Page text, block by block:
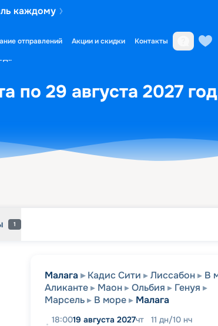
каждому
отправлений Акции и скидки Контакты
по 29 августа 2027
1
Малага Кадис Сити Лиссабон
В
Аликанте
Маон Ольбия
Генуя
Марсель
В море Малага
18:0019 августа 2027чт 11 дн/10 нч